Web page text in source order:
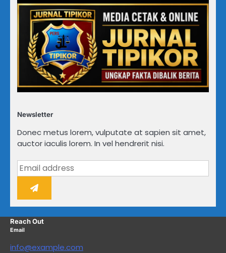
Newsletter
Donec metus lorem, vulputate at sapien sit amet,
auctor iaculis lorem. In vel hendrerit nisi.
Reach Out
Email
info@example.com